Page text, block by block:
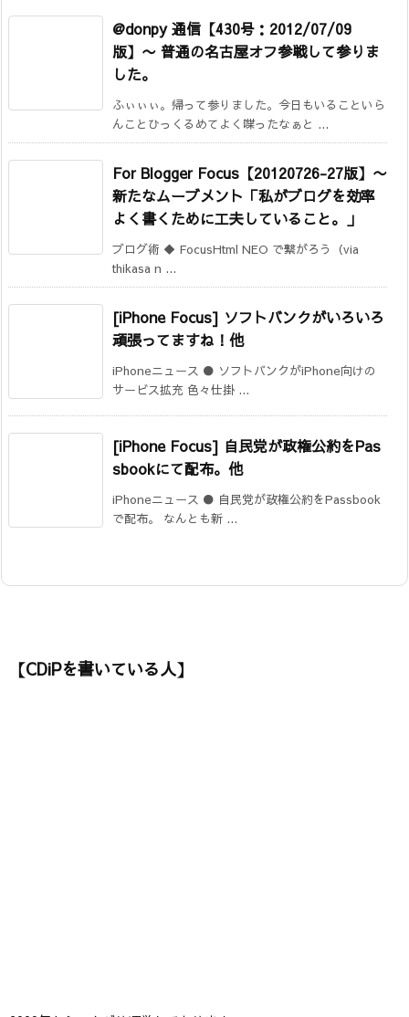
@donpy 通信【430号：2012/07/09
版】 〜 普通の名古屋オフ参戦して参りま
した。
ふぃぃぃ。帰って参りました。今日もいることいら
んことひっくるめてよく喋ったなぁと ...
For Blogger Focus【20120726-27版】 〜
新たなムーブメント「私がブログを効率
よく書くために工夫していること。」
ブログ術 ◆ FocusHtml NEO で繋がろう（via
thikasa n ...
[iPhone Focus] ソフトバンクがいろいろ
頑張ってますね！他
iPhoneニュース ● ソフトバンクがiPhone向けの
サービス拡充 色々仕掛 ...
[iPhone Focus] 自民党が政権公約をPas
sbookにて配布。他
iPhoneニュース ● 自民党が政権公約をPassbook
で配布。 なんとも新 ...
【CDiPを書いている人】